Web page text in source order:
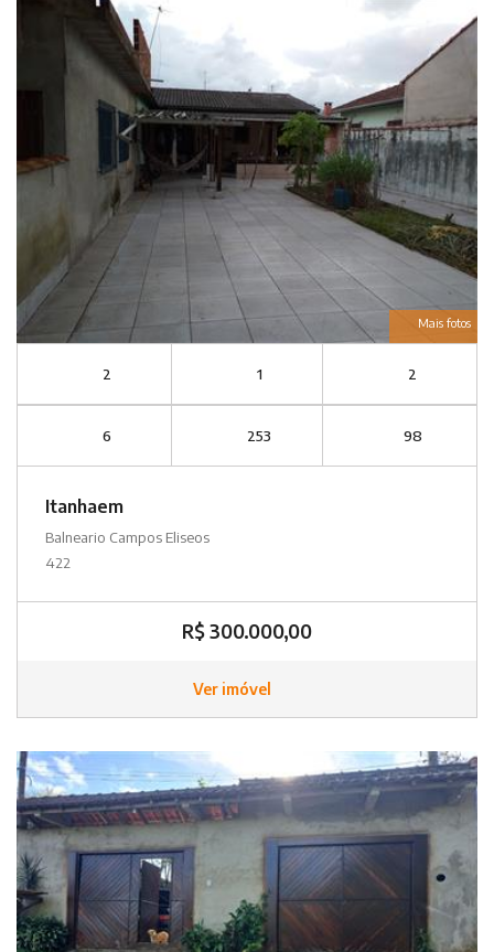
Mais fotos
2 1 2
6 253 98
Itanhaem
Balneario Campos Eliseos
422
R$ 300.000,00
Ver imóvel